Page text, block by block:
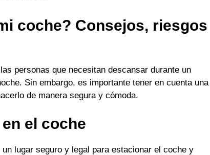
coche? Consejos, riesgos
personas que necesitan descansar durante un
Sin embargo, es importante tener en cuenta una
de manera segura y cómoda.
el coche
lugar seguro y legal para estacionar el coche y